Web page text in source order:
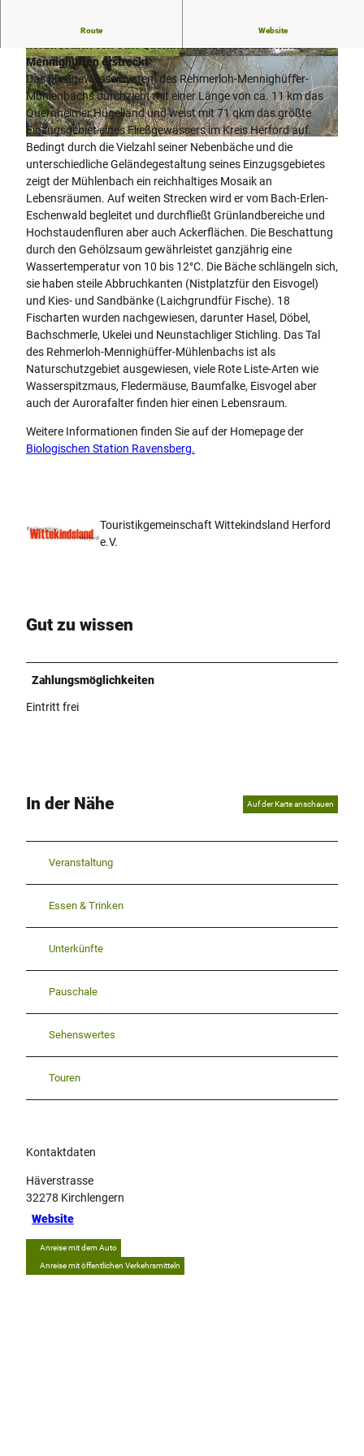
© Biologische Station Ravensberg im Kreis Herford e.V. |CC-BY-SA
© Biologische Station Ravensberg im Kreis Her
ford e.V. |CC-BY-SA
© Biologische Station Ravensberg im Kreis Her
ford e.V. |CC-BY-SA
Route Website
Ausgedehntes, verzweigtes Sieksystem, welches sich
Mennighüffen erstreckt
Das Fließgewässersystem des Rehmerloh-Mennighüffer-
Mühlenbachs durchzieht mit einer Länge von ca. 11 km das
Quernheimer Hügelland und weist mit 71 qkm das größte
Einzugsgebiet eines Fließgewässers im Kreis Herford auf.
Bedingt durch die Vielzahl seiner Nebenbäche und die
unterschiedliche Geländegestaltung seines Einzugsgebietes
zeigt der Mühlenbach ein reichhaltiges Mosaik an
Lebensräumen. Auf weiten Strecken wird er vom Bach-Erlen-
Eschenwald begleitet und durchfließt Grünlandbereiche und
Hochstaudenfluren aber auch Ackerflächen. Die Beschattung
durch den Gehölzsaum gewährleistet ganzjährig eine
Wassertemperatur von 10 bis 12°C. Die Bäche schlängeln sich,
sie haben steile Abbruchkanten (Nistplatzfür den Eisvogel)
und Kies- und Sandbänke (Laichgrundfür Fische). 18
Fischarten wurden nachgewiesen, darunter Hasel, Döbel,
Bachschmerle, Ukelei und Neunstachliger Stichling. Das Tal
des Rehmerloh-Mennighüffer-Mühlenbachs ist als
Naturschutzgebiet ausgewiesen, viele Rote Liste-Arten wie
Wasserspitzmaus, Fledermäuse, Baumfalke, Eisvogel aber
auch der Aurorafalter finden hier einen Lebensraum.
Weitere Informationen finden Sie auf der Homepage der
Biologischen Station Ravensberg.
Touristikgemeinschaft Wittekindsland Herford
e.V.
Gut zu wissen
Zahlungsmöglichkeiten
Eintritt frei
In der Nähe Auf der Karte anschauen
Veranstaltung
Essen & Trinken
Unterkünfte
Pauschale
Sehenswertes
Touren
Kontaktdaten
Häverstrasse
32278 Kirchlengern
Website
Anreise mit dem Auto
Anreise mit öffentlichen Verkehrsmitteln